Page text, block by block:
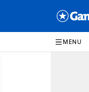
MENU